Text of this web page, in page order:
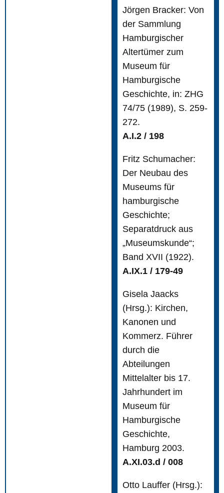
Jörgen Bracker: Von
der Sammlung
Hamburgischer
Altertümer zum
Museum für
Hamburgische
Geschichte, in: ZHG
74/75 (1989), S. 259-
272.
A.I.2 / 198
Fritz Schumacher:
Der Neubau des
Museums für
hamburgische
Geschichte;
Separatdruck aus
„Museumskunde“;
Band XVII (1922).
A.IX.1 / 179-49
Gisela Jaacks
(Hrsg.): Kirchen,
Kanonen und
Kommerz. Führer
durch die
Abteilungen
Mittelalter bis 17.
Jahrhundert im
Museum für
Hamburgische
Geschichte,
Hamburg 2003.
A.XI.03.d / 008
Otto Lauffer (Hrsg.):